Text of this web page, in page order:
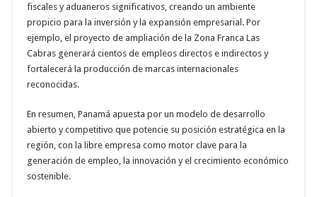
fiscales y aduaneros significativos, creando un ambiente
propicio para la inversión y la expansión empresarial. Por
ejemplo, el proyecto de ampliación de la Zona Franca Las
Cabras generará cientos de empleos directos e indirectos y
fortalecerá la producción de marcas internacionales
reconocidas.
En resumen, Panamá apuesta por un modelo de desarrollo
abierto y competitivo que potencie su posición estratégica en la
región, con la libre empresa como motor clave para la
generación de empleo, la innovación y el crecimiento económico
sostenible.